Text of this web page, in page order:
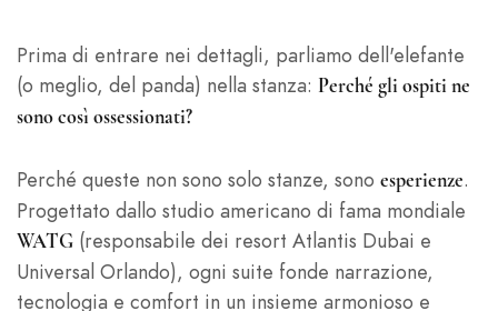
Prima di entrare nei dettagli, parliamo dell'elefante
(o meglio, del panda) nella stanza: Perché gli ospiti ne
sono così ossessionati?
Perché queste non sono solo stanze, sono esperienze.
Progettato dallo studio americano di fama mondiale
WATG (responsabile dei resort Atlantis Dubai e
Universal Orlando), ogni suite fonde narrazione,
tecnologia e comfort in un insieme armonioso e